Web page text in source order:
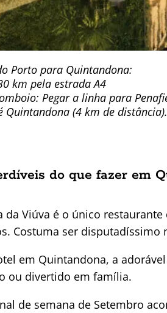
Porto para Quintandona:
km pela estrada A4
Pegar a linha para
Quintandona (4 km de
do que fazer em
da Viúva é o único
Costuma ser
em Quintandona, a
ou divertido em família.
de semana de Setembro